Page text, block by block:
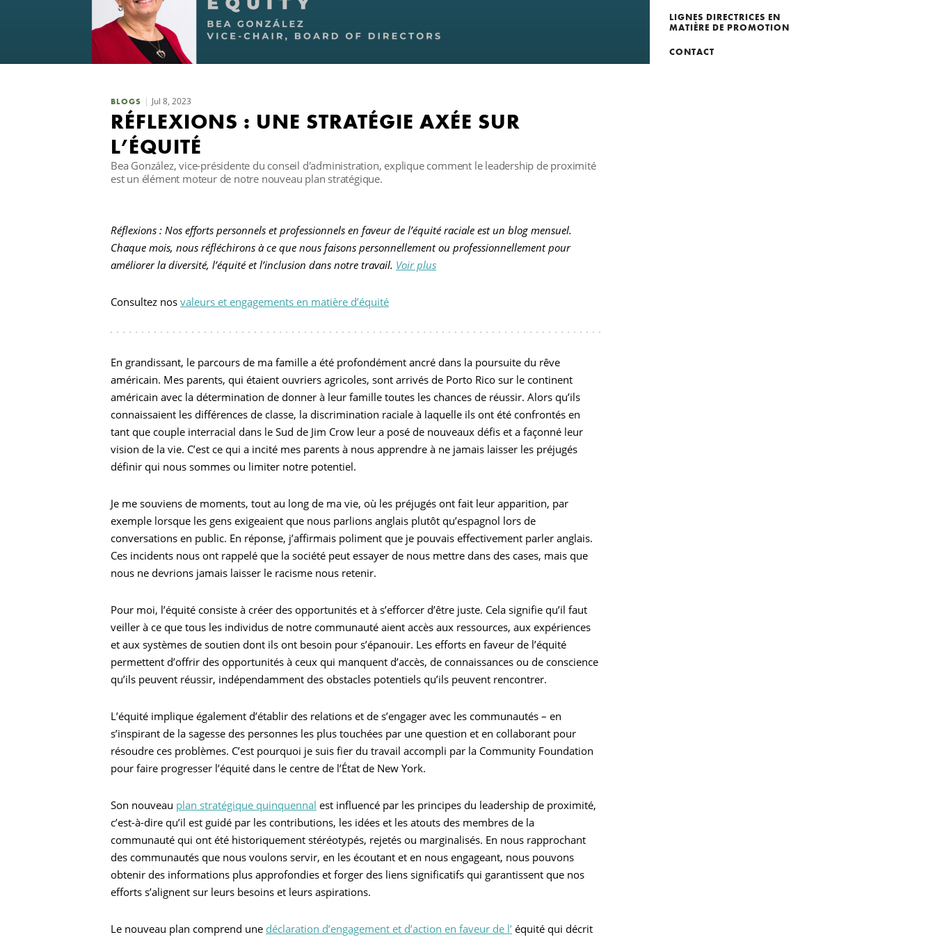
BLOGS Jul 8, 2023
RÉFLEXIONS : UNE STRATÉGIE AXÉE SUR
L’ÉQUITÉ
Bea González, vice-présidente du conseil d'administration, explique comment le leadership de proximité
est un élément moteur de notre nouveau plan stratégique.
Réflexions : Nos efforts personnels et professionnels en faveur de l’équité raciale est un blog mensuel.
Chaque mois, nous réfléchirons à ce que nous faisons personnellement ou professionnellement pour
améliorer la diversité, l’équité et l’inclusion dans notre travail. Voir plus
Consultez nos valeurs et engagements en matière d’équité
En grandissant, le parcours de ma famille a été profondément ancré dans la poursuite du rêve
américain. Mes parents, qui étaient ouvriers agricoles, sont arrivés de Porto Rico sur le continent
américain avec la détermination de donner à leur famille toutes les chances de réussir. Alors qu’ils
connaissaient les différences de classe, la discrimination raciale à laquelle ils ont été confrontés en
tant que couple interracial dans le Sud de Jim Crow leur a posé de nouveaux défis et a façonné leur
vision de la vie. C’est ce qui a incité mes parents à nous apprendre à ne jamais laisser les préjugés
définir qui nous sommes ou limiter notre potentiel.
Je me souviens de moments, tout au long de ma vie, où les préjugés ont fait leur apparition, par
exemple lorsque les gens exigeaient que nous parlions anglais plutôt qu’espagnol lors de
conversations en public. En réponse, j’affirmais poliment que je pouvais effectivement parler anglais.
Ces incidents nous ont rappelé que la société peut essayer de nous mettre dans des cases, mais que
nous ne devrions jamais laisser le racisme nous retenir.
Pour moi, l’équité consiste à créer des opportunités et à s’efforcer d’être juste. Cela signifie qu’il faut
veiller à ce que tous les individus de notre communauté aient accès aux ressources, aux expériences
et aux systèmes de soutien dont ils ont besoin pour s’épanouir. Les efforts en faveur de l’équité
permettent d’offrir des opportunités à ceux qui manquent d’accès, de connaissances ou de conscience
qu’ils peuvent réussir, indépendamment des obstacles potentiels qu’ils peuvent rencontrer.
L’équité implique également d’établir des relations et de s’engager avec les communautés – en
s’inspirant de la sagesse des personnes les plus touchées par une question et en collaborant pour
résoudre ces problèmes. C’est pourquoi je suis fier du travail accompli par la Community Foundation
pour faire progresser l’équité dans le centre de l’État de New York.
Son nouveau plan stratégique quinquennal est influencé par les principes du leadership de proximité,
c’est-à-dire qu’il est guidé par les contributions, les idées et les atouts des membres de la
communauté qui ont été historiquement stéréotypés, rejetés ou marginalisés. En nous rapprochant
des communautés que nous voulons servir, en les écoutant et en nous engageant, nous pouvons
obtenir des informations plus approfondies et forger des liens significatifs qui garantissent que nos
efforts s’alignent sur leurs besoins et leurs aspirations.
Le nouveau plan comprend une déclaration d’engagement et d’action en faveur de l’ équité qui décrit
LIGNES DIRECTRICES EN
MATIÈRE DE PROMOTION
CONTACT
Recherche